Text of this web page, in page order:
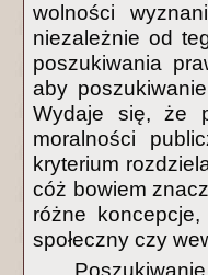
wolności
niezależnie od
poszukiwania
aby
Wydaje się, że
moralności
kryterium
cóż bowiem
różne
społeczny czy